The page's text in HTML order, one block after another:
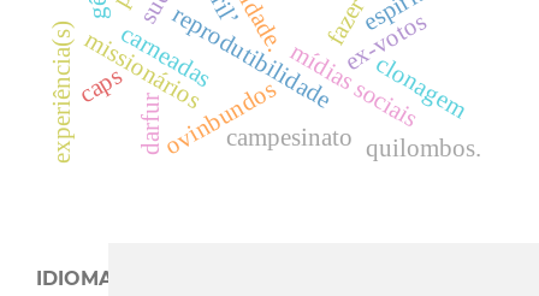
mídias sociais
reprodutibilidade
ovinbundos
missionários
campesinato
carneadas ex-votos
experiência(s) darfur
clonagem
quilombos.
caps
IDIOMA